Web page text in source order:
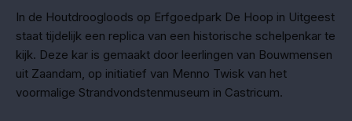
In de Houtdroogloods op Erfgoedpark De Hoop in Uitgeest
staat tijdelijk een replica van een historische schelpenkar te
kijk. Deze kar is gemaakt door leerlingen van Bouwmensen
uit Zaandam, op initiatief van Menno Twisk van het
voormalige Strandvondstenmuseum in Castricum.